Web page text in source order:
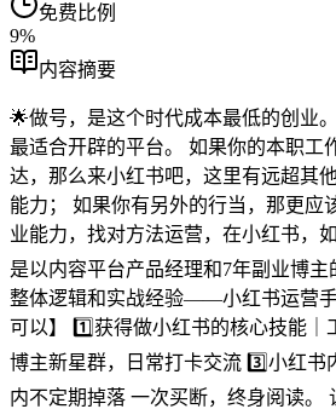
免费比例
9%
内容摘要
🌟做号，是这个时代成本最低的创业
最适合开辟的平台。 如果你的本职工
达，那么来小红书吧，这里有远超其
能力； 如果你有另外的行当，那更
业能力，找对方法运营，在小红书，
是以内容平台产品经理和7年副业博
整体逻辑和实战经验——小红书运营
可以】 1️⃣获得做小红书的核心技能｜
博主新星群，日常打卡交流 3️⃣小红书
内不定期掉落 一次买断，终身阅读。